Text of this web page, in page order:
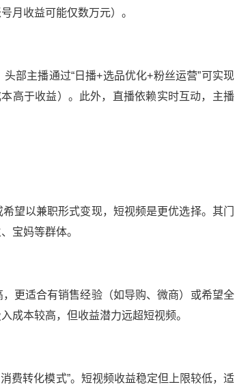
月收益可能仅数万元）。
部主播通过“日播+选品优化+粉丝运营”可实现
高于收益）。此外，直播依赖实时互动，主播
望以兼职形式变现，短视频是更优选择。其门
宝妈等群体。
更适合有销售经验（如导购、微商）或希望全
成本较高，但收益潜力远超短视频。
费转化模式”。短视频收益稳定但上限较低，适